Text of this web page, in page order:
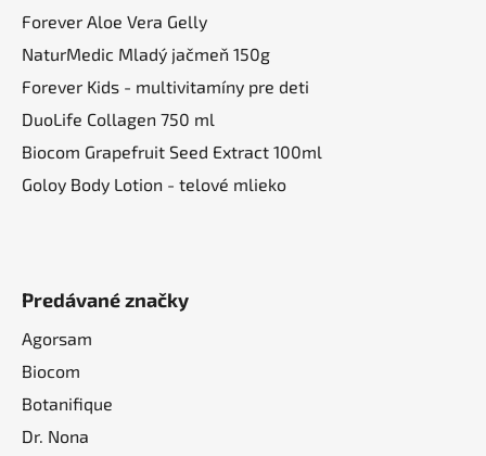
Forever Aloe Vera Gelly
NaturMedic Mladý jačmeň 150g
Forever Kids - multivitamíny pre deti
DuoLife Collagen 750 ml
Biocom Grapefruit Seed Extract 100ml
Goloy Body Lotion - telové mlieko
Predávané značky
Agorsam
Biocom
Botanifique
Dr. Nona